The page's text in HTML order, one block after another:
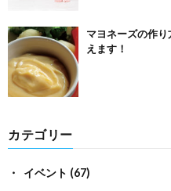
マヨネーズの作
えます！
カテゴリー
イベント (67)